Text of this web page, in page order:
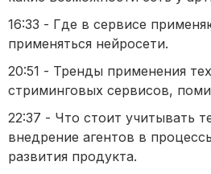
16:33 - Где в сервисе
применяться нейросети.
20:51 - Тренды применения
стриминговых сервисов,
22:37 - Что стоит учитывать
внедрение агентов в
развития продукта.